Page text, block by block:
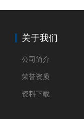
关于我们
公司简介
荣誉资质
资料下载